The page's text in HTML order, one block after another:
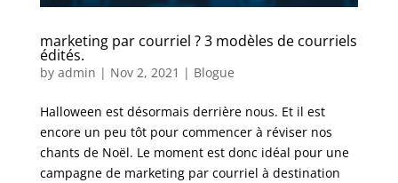
marketing par courriel ? 3 modèles de courriels
édités.
by admin | Nov 2, 2021 | Blogue
Halloween est désormais derrière nous. Et il est
encore un peu tôt pour commencer à réviser nos
chants de Noël. Le moment est donc idéal pour une
campagne de marketing par courriel à destination